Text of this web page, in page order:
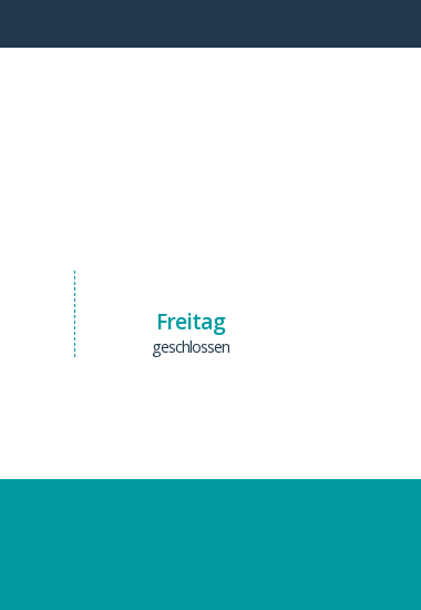
Freitag
geschlossen